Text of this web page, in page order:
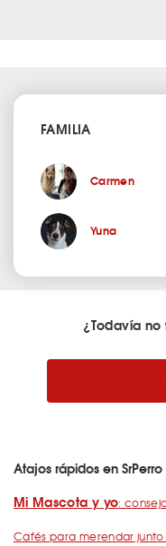
FAMILIA
Carmen
Yuna
¿Todavía no
Atajos rápidos en SrPerro
Mi Mascota y yo:
Cafés para merendar